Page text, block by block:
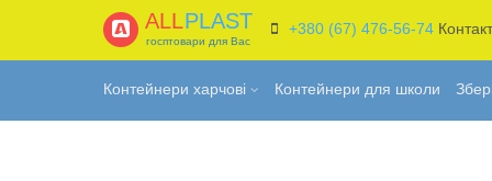
ALLPLAST
госптовари для Вас
+380 (67) 476-56-74
Контейнери харчові Контейнери для школи